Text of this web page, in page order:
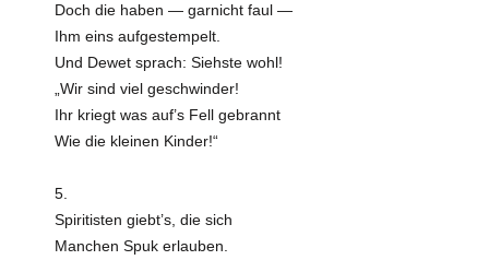
Doch die haben — garnicht faul —
Ihm eins aufgestempelt.
Und Dewet sprach: Siehste wohl!
„Wir sind viel geschwinder!
Ihr kriegt was auf’s Fell gebrannt
Wie die kleinen Kinder!“
5.
Spiritisten giebt’s, die sich
Manchen Spuk erlauben.